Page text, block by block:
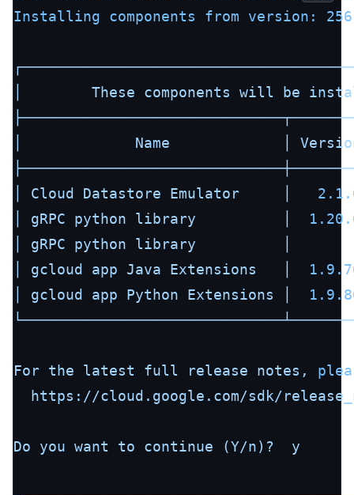
Installing components from version:
These components will be
Name
Cloud Datastore Emulator 2.1
gRPC python library 1.20
gRPC python library
gcloud app Java Extensions 1.9
gcloud app Python Extensions 1.9
For the latest full release notes,
https://cloud.google.com/sdk/
Do you want to continue (Y/n)? y